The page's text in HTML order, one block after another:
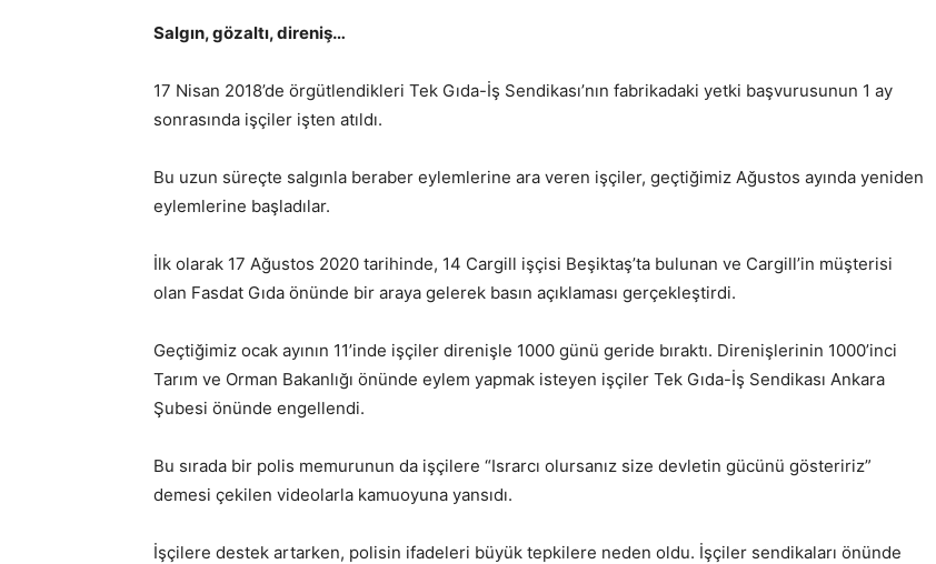
Salgın, gözaltı, direniş…
17 Nisan 2018’de örgütlendikleri Tek Gıda-İş Sendikası’nın fabrikadaki yetki başvurusunun 1 ay
sonrasında işçiler işten atıldı.
Bu uzun süreçte salgınla beraber eylemlerine ara veren işçiler, geçtiğimiz Ağustos ayında yeniden
eylemlerine başladılar.
İlk olarak 17 Ağustos 2020 tarihinde, 14 Cargill işçisi Beşiktaş’ta bulunan ve Cargill’in müşterisi
olan Fasdat Gıda önünde bir araya gelerek basın açıklaması gerçekleştirdi.
Geçtiğimiz ocak ayının 11’inde işçiler direnişle 1000 günü geride bıraktı. Direnişlerinin 1000’inci
Tarım ve Orman Bakanlığı önünde eylem yapmak isteyen işçiler Tek Gıda-İş Sendikası Ankara
Şubesi önünde engellendi.
Bu sırada bir polis memurunun da işçilere “Israrcı olursanız size devletin gücünü gösteririz”
demesi çekilen videolarla kamuoyuna yansıdı.
İşçilere destek artarken, polisin ifadeleri büyük tepkilere neden oldu. İşçiler sendikaları önünde